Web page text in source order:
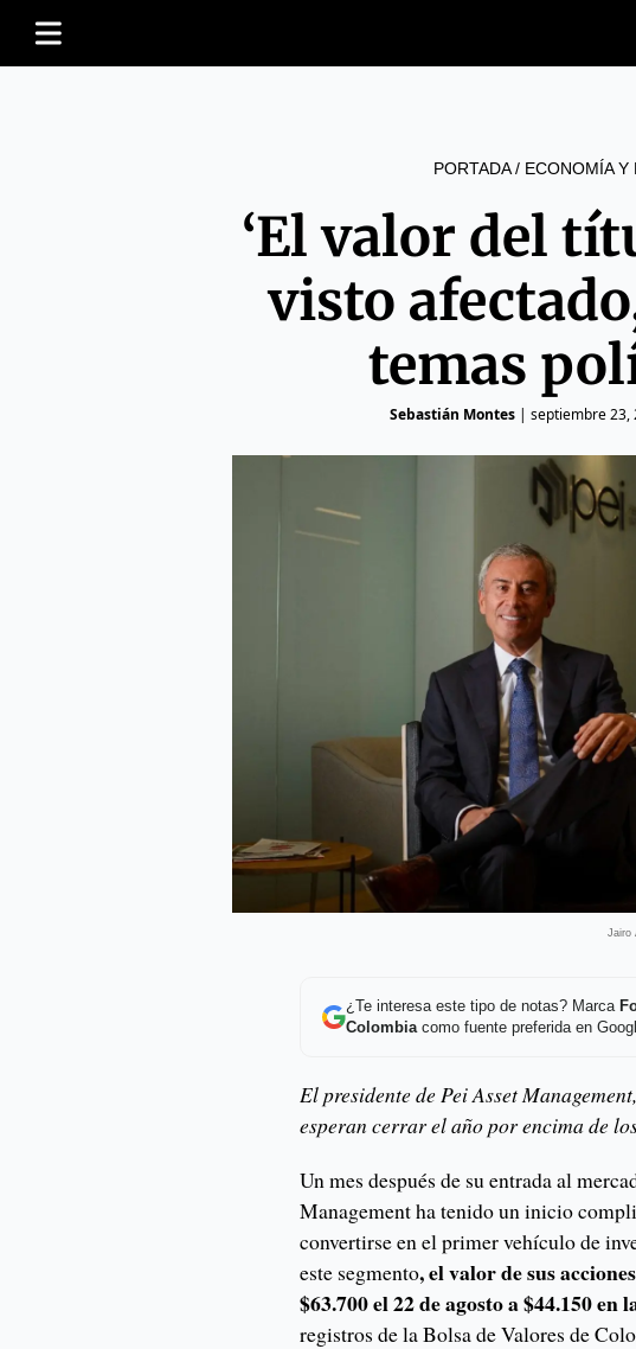
PORTADA/ ECONOMÍA Y
‘El valor del
visto
temas
Sebastián Montes| septiembre 23,
Jairo
¿Te interesa este tipo de notas? Marca
Colombiacomo fuente preferida en
El presidente de Pei Asset
esperan cerrar el año por encima de
Un mes después de su entrada al
Management ha tenido un inicio
convertirse en el primer vehículo de
este segmento, el valor de sus
$63.700 el 22 de agosto a $44.150 en
registros de la Bolsa de Valores de